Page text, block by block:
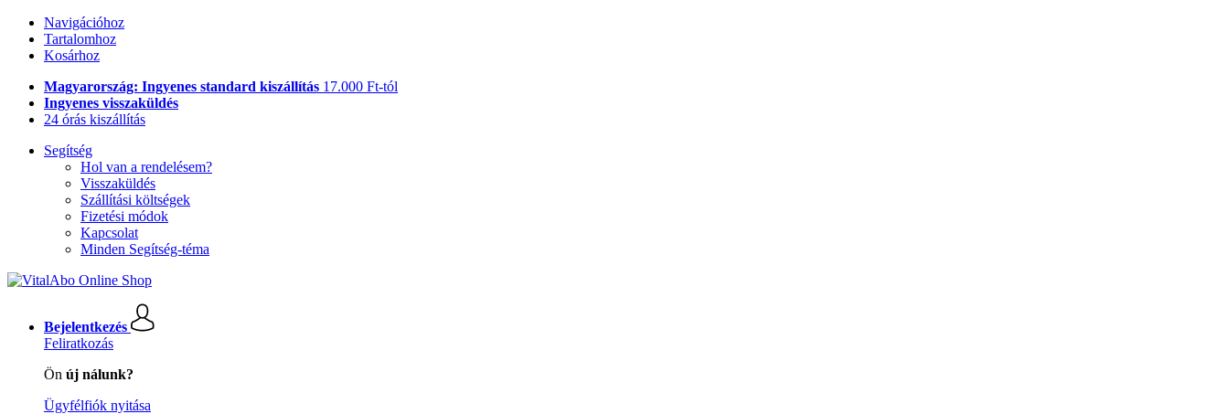
Navigációhoz
Tartalomhoz
Kosárhoz
Magyarország: Ingyenes standard kiszállítás 17.000 Ft-tól
Ingyenes visszaküldés
24 órás kiszállítás
Segítség
Hol van a rendelésem?
Visszaküldés
Szállítási költségek
Fizetési módok
Kapcsolat
Minden Segítség-téma
Bejelentkezés
Feliratkozás
Ön új nálunk?
Ügyfélfiók nyitása